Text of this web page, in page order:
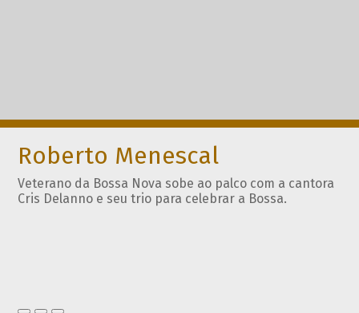
Roberto Menescal
Veterano da Bossa Nova sobe ao palco com a cantora
Cris Delanno e seu trio para celebrar a Bossa.